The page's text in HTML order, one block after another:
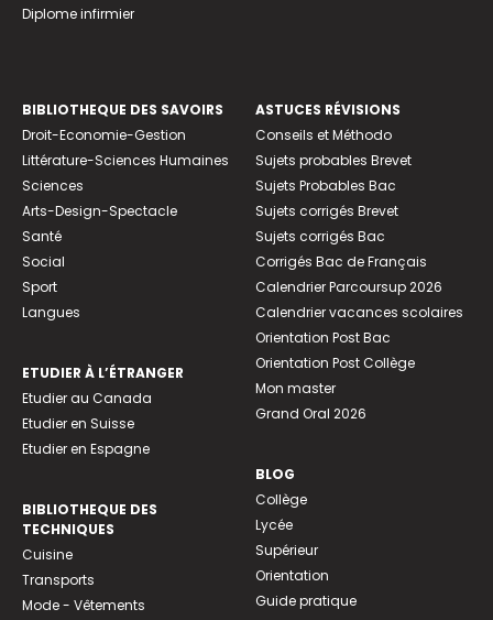
Diplome infirmier
BIBLIOTHEQUE DES SAVOIRS
Droit-Economie-Gestion
Littérature-Sciences Humaines
Sciences
Arts-Design-Spectacle
Santé
Social
Sport
Langues
ETUDIER À L’ÉTRANGER
Etudier au Canada
Etudier en Suisse
Etudier en Espagne
BIBLIOTHEQUE DES
TECHNIQUES
Cuisine
Transports
Mode - Vêtements
ASTUCES RÉVISIONS
Conseils et Méthodo
Sujets probables Brevet
Sujets Probables Bac
Sujets corrigés Brevet
Sujets corrigés Bac
Corrigés Bac de Français
Calendrier Parcoursup 2026
Calendrier vacances scolaires
Orientation Post Bac
Orientation Post Collège
Mon master
Grand Oral 2026
BLOG
Collège
Lycée
Supérieur
Orientation
Guide pratique